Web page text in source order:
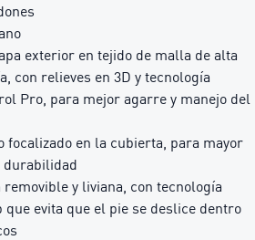
exterior en tejido de malla de alta
con relieves en 3D y tecnología
Pro, para mejor agarre y manejo del
focalizado en la cubierta, para mayor
durabilidad
y liviana, con tecnología
que evita que el pie se deslice dentro